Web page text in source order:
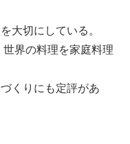
大切にしている。
界の料理を家庭料理
くりにも定評があ